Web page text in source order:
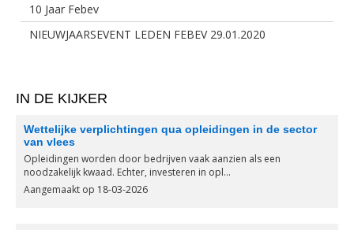
10 Jaar Febev
NIEUWJAARSEVENT LEDEN FEBEV 29.01.2020
IN DE KIJKER
Wettelijke verplichtingen qua opleidingen in de sector
van vlees
Opleidingen worden door bedrijven vaak aanzien als een
noodzakelijk kwaad. Echter, investeren in opl...
Aangemaakt op 18-03-2026